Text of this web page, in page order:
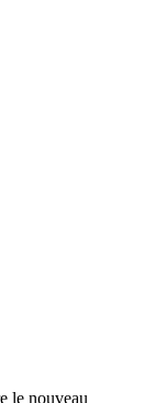
le nouveau